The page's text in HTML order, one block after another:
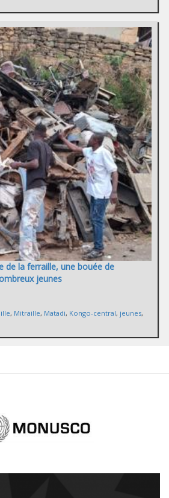
de la ferraille, une bouée de
jeunes
, Mitraille, Matadi, Kongo-central, jeunes,